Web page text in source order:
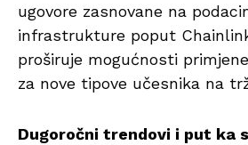
ugovore zasnovane na
infrastrukture poput
proširuje mogućnosti
za nove tipove učesnika na
Dugoročni trendovi i put ka